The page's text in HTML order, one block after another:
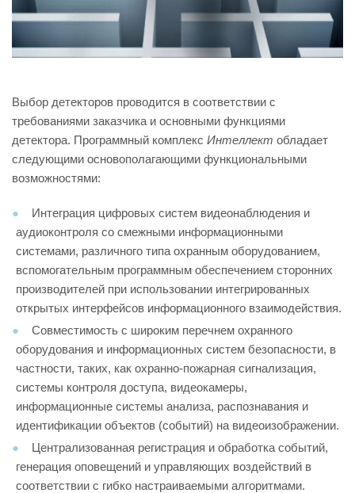
Выбор детекторов проводится в соответствии с
требованиями заказчика и основными функциями
детектора. Программный комплекс Интеллект обладает
следующими основополагающими функциональными
возможностями:
Интеграция цифровых систем видеонаблюдения и
аудиоконтроля со смежными информационными
системами, различного типа охранным оборудованием,
вспомогательным программным обеспечением сторонних
производителей при использовании интегрированных
открытых интерфейсов информационного взаимодействия.
Совместимость с широким перечнем охранного
оборудования и информационных систем безопасности, в
частности, таких, как охранно-пожарная сигнализация,
системы контроля доступа, видеокамеры,
информационные системы анализа, распознавания и
идентификации объектов (событий) на видеоизображении.
Централизованная регистрация и обработка событий,
генерация оповещений и управляющих воздействий в
соответствии с гибко настраиваемыми алгоритмами.